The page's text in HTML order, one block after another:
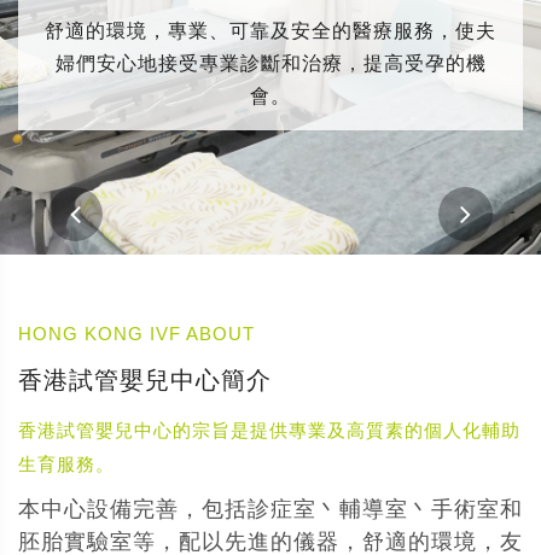
舒適的環境，專業、可靠及安全的醫療服務，使夫
婦們安心地接受專業診斷和治療，提高受孕的機
會。
HONG KONG IVF ABOUT
香港試管嬰兒中心簡介
香港試管嬰兒中心的宗旨是提供專業及高質素的個人化輔助
生育服務。
本中心設備完善，包括診症室丶輔導室丶手術室和
胚胎實驗室等，配以先進的儀器，舒適的環境，友